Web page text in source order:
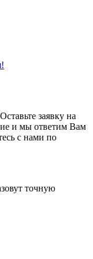
заявку на
и мы ответим Вам
с нами по
точную